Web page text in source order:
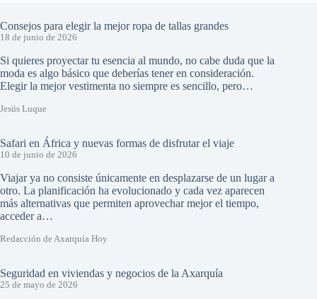
Consejos para elegir la mejor ropa de tallas grandes
18 de junio de 2026
Si quieres proyectar tu esencia al mundo, no cabe duda que la
moda es algo básico que deberías tener en consideración.
Elegir la mejor vestimenta no siempre es sencillo, pero…
Jesús Luque
Safari en África y nuevas formas de disfrutar el viaje
10 de junio de 2026
Viajar ya no consiste únicamente en desplazarse de un lugar a
otro. La planificación ha evolucionado y cada vez aparecen
más alternativas que permiten aprovechar mejor el tiempo,
acceder a…
Redacción de Axarquía Hoy
Seguridad en viviendas y negocios de la Axarquía
25 de mayo de 2026